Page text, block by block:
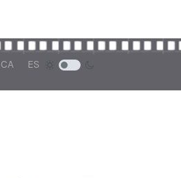
Seleccioni el seu idioma
CA ES